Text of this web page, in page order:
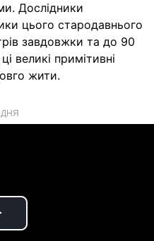
Дослідники
цього стародавнього
завдовжки та до 90
великі примітивні
жити.
ДНЯ